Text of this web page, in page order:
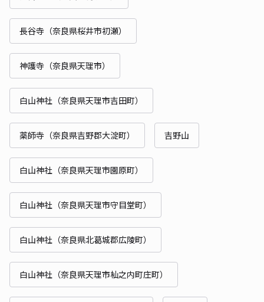
長谷寺（奈良県桜井市初瀬）
神護寺（奈良県天理市）
白山神社（奈良県天理市吉田町）
薬師寺（奈良県吉野郡大淀町） 吉野山
白山神社（奈良県天理市園原町）
白山神社（奈良県天理市守目堂町）
白山神社（奈良県北葛城郡広陵町）
白山神社（奈良県天理市杣之内町庄町）